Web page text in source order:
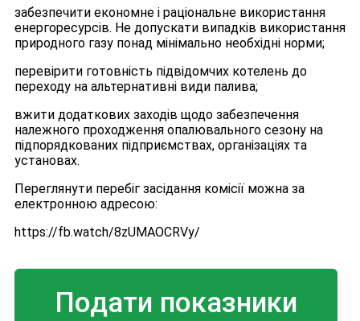
забезпечити економне і раціональне використання
енергоресурсів. Не допускати випадків використання
природного газу понад мінімально необхідні норми;
перевірити готовність підвідомчих котелень до
переходу на альтернативні види палива;
вжити додаткових заходів щодо забезпечення
належного проходження опалювального сезону на
підпорядкованих підприємствах, організаціях та
установах.
Переглянути перебіг засідання комісії можна за
електронною адресою:
https://fb.watch/8zUMAOCRVy/
Подати показники